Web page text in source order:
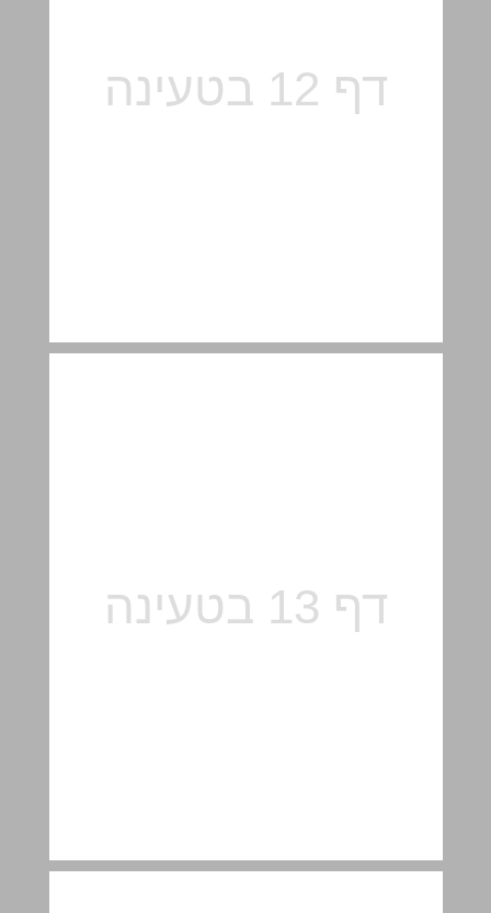
מדריך למורה פרק 1: התחלות ... 13
פתקאות למורה ... 14